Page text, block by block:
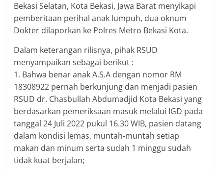
Bekasi Selatan, Kota Bekasi, Jawa Barat menyikapi
pemberitaan perihal anak lumpuh, dua oknum
Dokter dilaporkan ke Polres Metro Bekasi Kota.
Dalam keterangan rilisnya, pihak RSUD
menyampaikan sebagai berikut :
1. Bahwa benar anak A.S.A dengan nomor RM
18308922 pernah berkunjung dan menjadi pasien
RSUD dr. Chasbullah Abdumadjid Kota Bekasi yang
berdasarkan pemeriksaan masuk melalui IGD pada
tanggal 24 Juli 2022 pukul 16.30 WIB, pasien datang
dalam kondisi lemas, muntah-muntah setiap
makan dan minum serta sudah 1 minggu sudah
tidak kuat berjalan;